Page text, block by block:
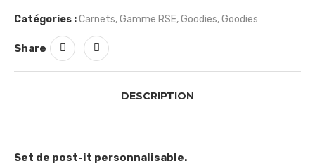
Catégories :Carnets,Gamme RSE,Goodies,Goodies
Share
DESCRIPTION
Set de post-it personnalisable.